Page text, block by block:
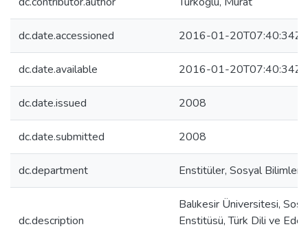
dc.date.accessioned 2016-01-20T07:40:34Z
dc.date.available 2016-01-20T07:40:34Z
dc.date.issued 2008
dc.date.submitted 2008
dc.department Enstitüler, Sosyal Bilimler
dc.description
Balıkesir Üniversitesi,
Enstitüsü, Türk Dili ve